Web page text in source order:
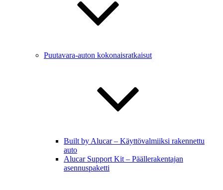
Puutavara-auton kokonaisratkaisut
Built by Alucar – Käyttövalmiiksi rakennettu
auto
Alucar Support Kit – Päällerakentajan
asennuspaketti